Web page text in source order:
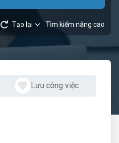
Tạo lại Tìm kiếm nâng cao
Lưu công việc